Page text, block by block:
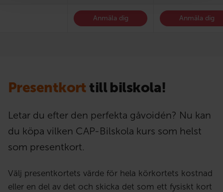
Anmäla dig Anmäla dig
Presentkort till bilskola!
Letar du efter den perfekta gåvoidén? Nu kan
du köpa vilken CAP-Bilskola kurs som helst
som presentkort.
Välj presentkortets värde för hela körkortets kostnad
eller en del av det och skicka det som ett fysiskt kort